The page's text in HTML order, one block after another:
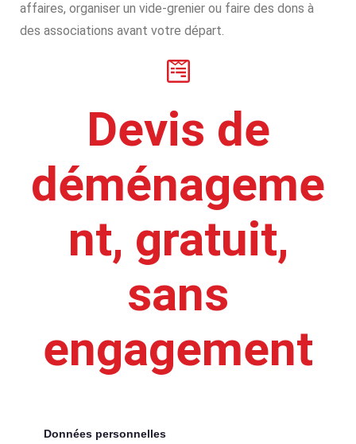
affaires, organiser un vide-grenier ou faire des dons à
des associations avant votre départ.
Devis de
déménageme
nt, gratuit,
sans
engagement
Données personnelles